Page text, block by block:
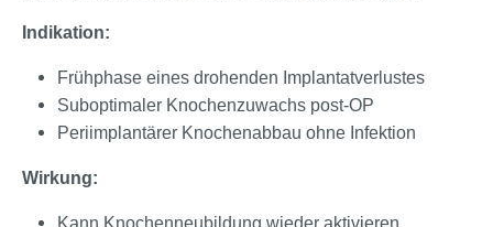
Indikation:
Frühphase eines drohenden Implantatverlustes
Suboptimaler Knochenzuwachs post-OP
Periimplantärer Knochenabbau ohne Infektion
Wirkung:
Kann Knochenneubildung wieder aktivieren